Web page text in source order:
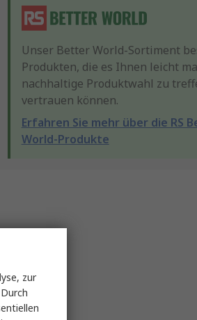
Unser Better World-Sortiment
Produkten, die es Ihnen leicht
nachhaltige Produktwahl zu
vertrauen können.
Erfahren Sie mehr über die RS
World-Produkte
zur